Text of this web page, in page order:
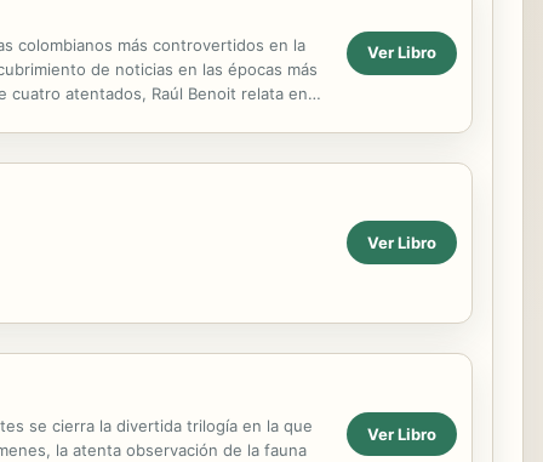
colombianos más controvertidos en la
de noticias en las épocas más
cuatro atentados, Raúl Benoit relata en
Ver Libro
Ver Libro
se cierra la divertida trilogía en la que
la atenta observación de la fauna
Ver Libro